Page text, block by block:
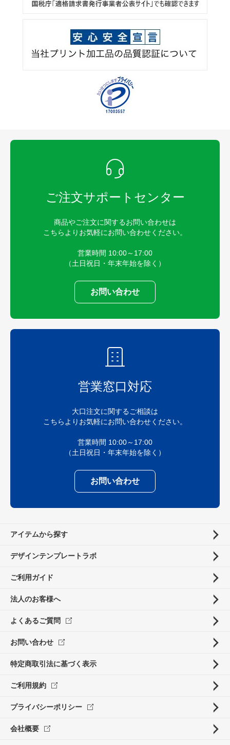
ご注文サポートセンター
商品やご注文に関するお問い合わせは
こちらよりお気軽にお問い合わせください。
営業時間 10:00～17:00
（土日祝日・年末年始を除く）
お問い合わせ
営業窓口対応
大口注文に関するご相談は
こちらよりお気軽にお問い合わせください。
営業時間 10:00～17:00
（土日祝日・年末年始を除く）
お問い合わせ
アイテムから探す
デザインテンプレートラボ
ご利用ガイド
法人のお客様へ
よくあるご質問
お問い合わせ
特定商取引法に基づく表示
ご利用規約
プライバシーポリシー
会社概要